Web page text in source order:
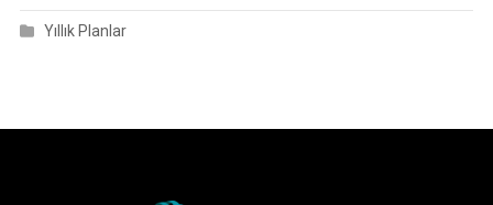
Yıllık Planlar